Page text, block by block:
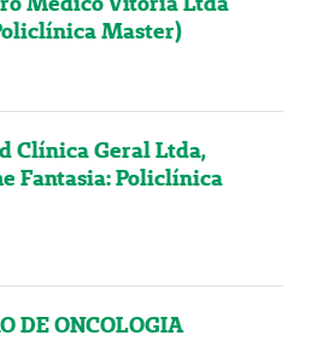
Master)
Clínica Geral Ltda,
Fantasia: Policlínica
DE ONCOLOGIA